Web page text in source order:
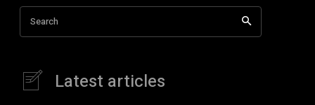
Search
Latest articles